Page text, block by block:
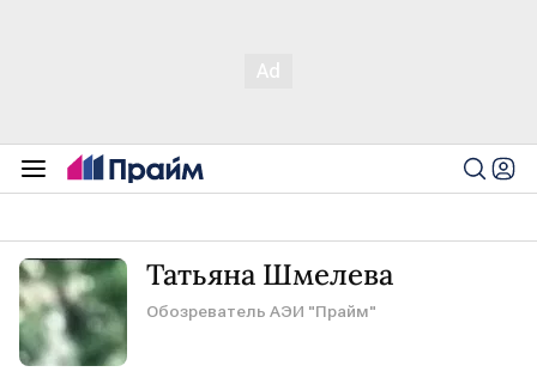
Татьяна Шмелева
Обозреватель АЭИ "Прайм"